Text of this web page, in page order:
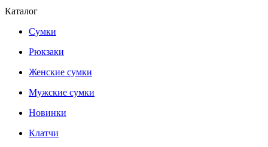
Каталог
Сумки
Рюкзаки
Женские сумки
Мужские сумки
Новинки
Клатчи